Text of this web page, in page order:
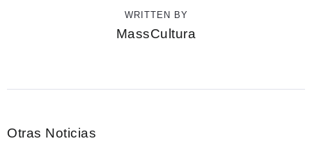
WRITTEN BY
MassCultura
Otras Noticias